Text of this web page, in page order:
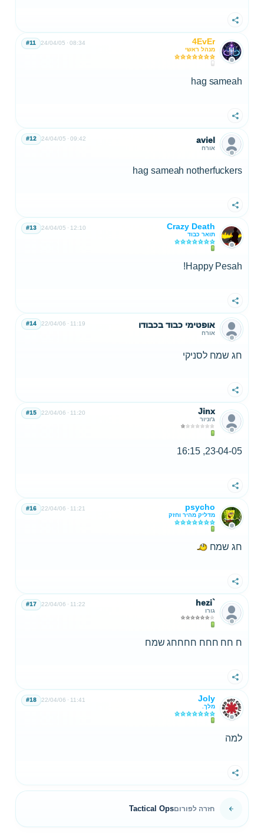
שתף
4EvEr
מנהל ראשי
24/04/05 08:34
#11
hag sameah
שתף
aviel
אורח
24/04/05 09:42
#12
hag sameah notherfuckers
שתף
Crazy Death
תואר כבוד
24/04/05 12:10
#13
Happy Pesah!
שתף
אופטימי כבוד בכבודו
אורח
22/04/06 11:19
#14
חג שמח לסניקי
שתף
Jinx
ג'וניור
22/04/06 11:20
#15
23-04-05, 16:15
שתף
psycho
מדליק מהיר וחזק
22/04/06 11:21
#16
חג שמח
שתף
hezi`
גורו
22/04/06 11:22
#17
ח חח חחח חחחחג שמח
שתף
Joly
מלך.
22/04/06 11:41
#18
למה
שתף
חזרה לפורוםTactical Ops